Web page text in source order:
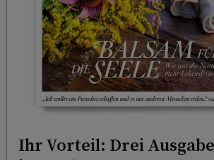
Ihr Vorteil: Drei